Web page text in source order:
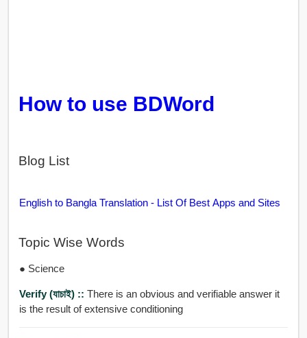
How to use BDWord
Blog List
English to Bangla Translation - List Of Best Apps and Sites
Topic Wise Words
● Science
Verify (যাচাই) :: There is an obvious and verifiable answer it
is the result of extensive conditioning